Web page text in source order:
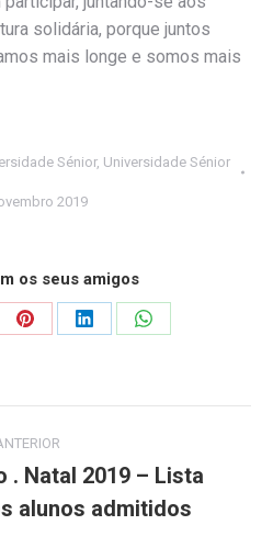
solidária, porque juntos
mais longe e somos mais
Sénior, Universidade Sénior
2019
os seus amigos
Share
Share
Share
post:
. Natal 2019 – Lista
alunos admitidos